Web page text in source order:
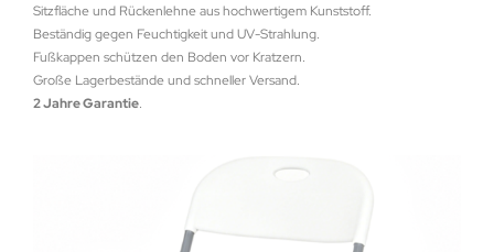
Sitzfläche und Rückenlehne aus hochwertigem Kunststoff.
Beständig gegen Feuchtigkeit und UV-Strahlung.
Fußkappen schützen den Boden vor Kratzern.
Große Lagerbestände und schneller Versand.
2 Jahre Garantie.